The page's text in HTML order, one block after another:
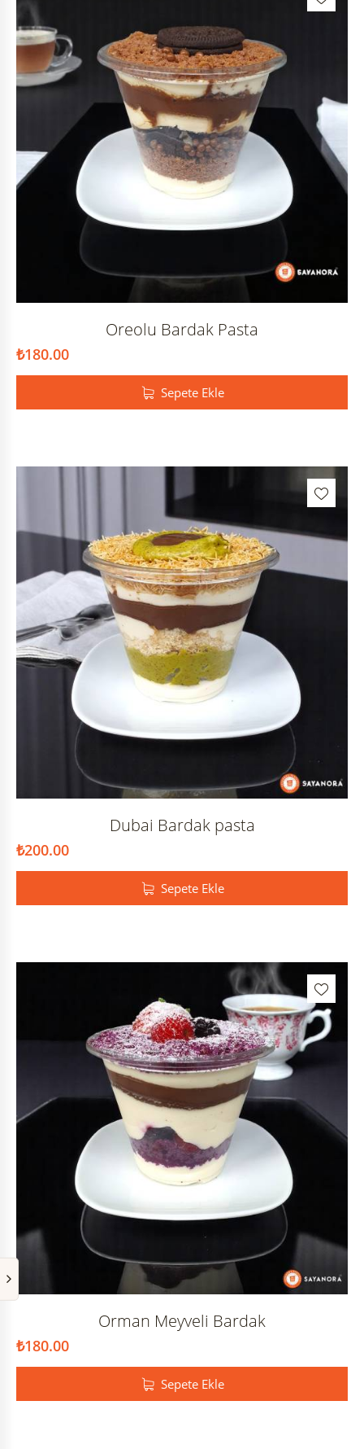
Oreolu Bardak Pasta
₺180.00
Sepete Ekle
Dubai Bardak pasta
₺200.00
Sepete Ekle
Orman Meyveli Bardak
₺180.00
Sepete Ekle